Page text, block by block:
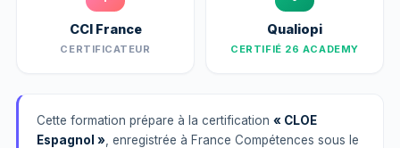
CCI France
CERTIFICATEUR
Qualiopi
CERTIFIÉ 26 ACADEMY
Cette formation prépare à la certification « CLOE
Espagnol » , enregistrée à France Compétences sous le